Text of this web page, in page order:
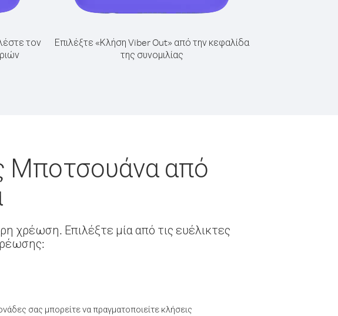
τον
Επιλέξτε «Κλήση Viber Out» από την κεφαλίδα
της συνομιλίας
Μποτσουάνα από
χρέωση. Επιλέξτε μία από τις ευέλικτες
σας μπορείτε να πραγματοποιείτε κλήσεις